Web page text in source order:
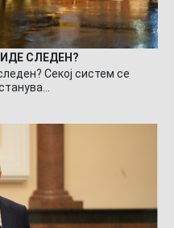
СЛЕДЕН?
Секој систем се